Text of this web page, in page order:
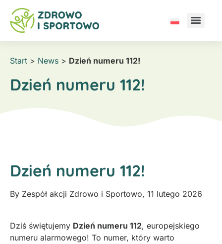
Start > News > Dzień numeru 112!
Dzień numeru 112!
Dzień numeru 112!
By Zespół akcji Zdrowo i Sportowo, 11 lutego 2026
Dziś świętujemy Dzień numeru 112, europejskiego
numeru alarmowego! To numer, który warto